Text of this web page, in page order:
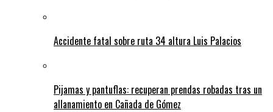
Accidente fatal sobre ruta 34 altura Luis Palacios
Pijamas y pantuflas: recuperan prendas robadas tras un
allanamiento en Cañada de Gómez